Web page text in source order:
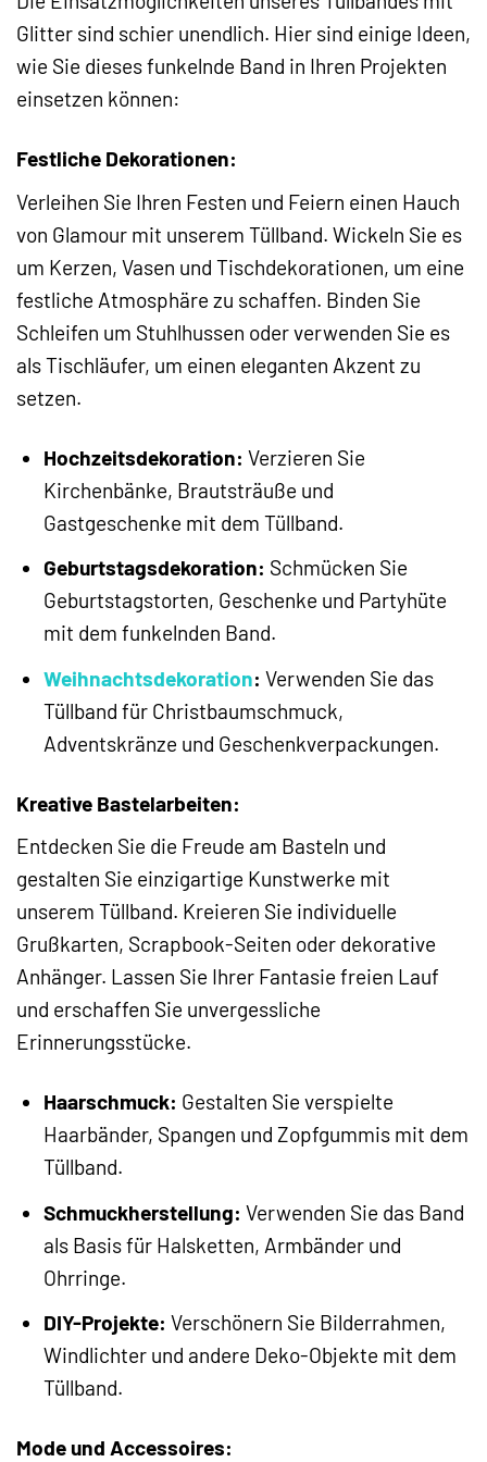
Glitter sind schier unendlich. Hier sind einige Ideen,
wie Sie dieses funkelnde Band in Ihren Projekten
einsetzen können:
Festliche Dekorationen:
Verleihen Sie Ihren Festen und Feiern einen Hauch
von Glamour mit unserem Tüllband. Wickeln Sie es
um Kerzen, Vasen und Tischdekorationen, um eine
festliche Atmosphäre zu schaffen. Binden Sie
Schleifen um Stuhlhussen oder verwenden Sie es
als Tischläufer, um einen eleganten Akzent zu
setzen.
Hochzeitsdekoration: Verzieren Sie
Kirchenbänke, Brautsträuße und
Gastgeschenke mit dem Tüllband.
Geburtstagsdekoration: Schmücken Sie
Geburtstagstorten, Geschenke und Partyhüte
mit dem funkelnden Band.
Weihnachtsdekoration: Verwenden Sie das
Tüllband für Christbaumschmuck,
Adventskränze und Geschenkverpackungen.
Kreative Bastelarbeiten:
Entdecken Sie die Freude am Basteln und
gestalten Sie einzigartige Kunstwerke mit
unserem Tüllband. Kreieren Sie individuelle
Grußkarten, Scrapbook-Seiten oder dekorative
Anhänger. Lassen Sie Ihrer Fantasie freien Lauf
und erschaffen Sie unvergessliche
Erinnerungsstücke.
Haarschmuck: Gestalten Sie verspielte
Haarbänder, Spangen und Zopfgummis mit dem
Tüllband.
Schmuckherstellung: Verwenden Sie das Band
als Basis für Halsketten, Armbänder und
Ohrringe.
DIY-Projekte: Verschönern Sie Bilderrahmen,
Windlichter und andere Deko-Objekte mit dem
Tüllband.
Mode und Accessoires: